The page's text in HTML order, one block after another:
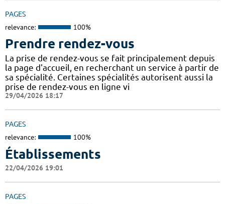
PAGES
relevance: 100%
Prendre rendez-vous
La prise de rendez-vous se fait principalement depuis
la page d'accueil, en recherchant un service à partir de
sa spécialité. Certaines spécialités autorisent aussi la
prise de rendez-vous en ligne vi
29/04/2026 18:17
PAGES
relevance: 100%
Établissements
22/04/2026 19:01
PAGES